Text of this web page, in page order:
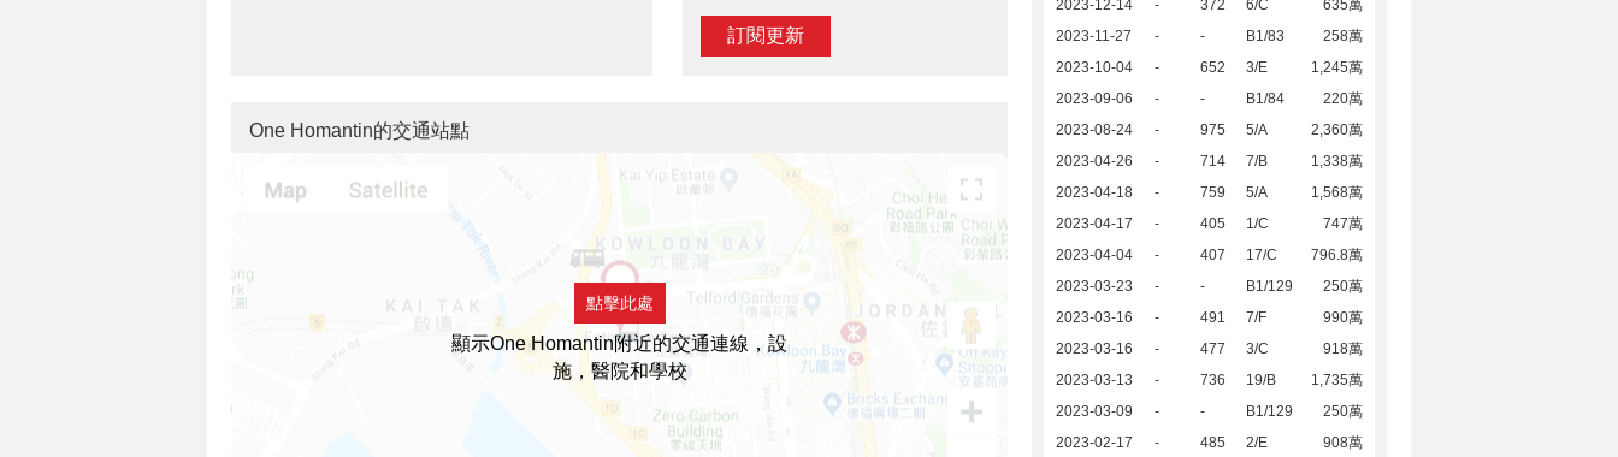
訂閱更新
2023-12-14
- 372 6/C
635萬
2023-11-27
- - B1/83
258萬
2023-10-04
- 652 3/E
1,245萬
2023-09-06
- - B1/84
220萬
2023-08-24
- 975 5/A
2,360萬
2023-04-26
- 714 7/B
1,338萬
2023-04-18
- 759 5/A
1,568萬
2023-04-17
- 405 1/C
747萬
2023-04-04
- 407 17/C
796.8萬
2023-03-23
- - B1/129
250萬
2023-03-16
- 491 7/F
990萬
2023-03-16
- 477 3/C
918萬
2023-03-13
- 736 19/B
1,735萬
2023-03-09
- - B1/129
250萬
2023-02-17
- 485 2/E
908萬
One Homantin的交通站點
點擊此處
顯示One Homantin附近的交通連線，設
施，醫院和學校